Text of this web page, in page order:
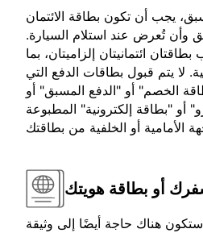
يجب أن تكون بطاقة الائتمان
وأن تُعرض عند استلام السيارة.
ائتمانيتان إلزاميتان، بما
لا يتم قبول بطاقات الدفع التي
الخصم" أو "الدفع المسبق" أو
أو "بطاقة إلكترونية" المطبوعة
الأمامية أو الخلفية من بطاقتك
أو بطاقة هويتك
ستكون هناك حاجة أيضًا إلى وثيقة